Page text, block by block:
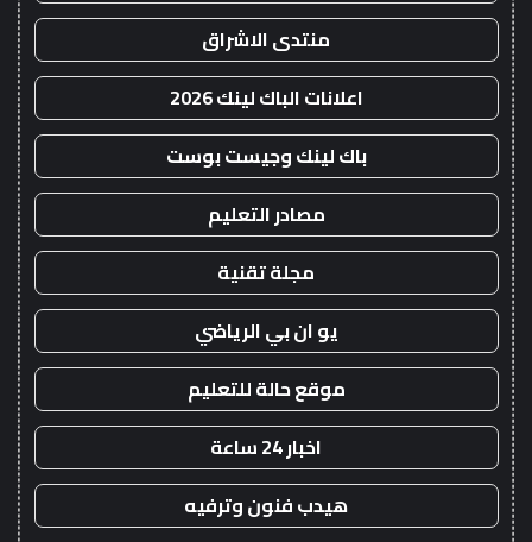
منتدى الاشراق
اعلانات الباك لينك 2026
باك لينك وجيست بوست
مصادر التعليم
مجلة تقنية
يو ان بي الرياضي
موقع حالة للتعليم
اخبار 24 ساعة
هيدب فنون وترفيه